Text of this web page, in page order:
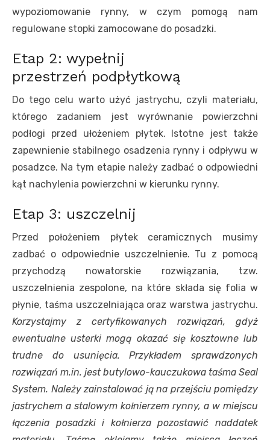
wypoziomowanie rynny, w czym pomogą nam
regulowane stopki zamocowane do posadzki.
Etap 2: wypełnij
przestrzeń podpłytkową
Do tego celu warto użyć jastrychu, czyli materiału,
którego zadaniem jest wyrównanie powierzchni
podłogi przed ułożeniem płytek. Istotne jest także
zapewnienie stabilnego osadzenia rynny i odpływu w
posadzce. Na tym etapie należy zadbać o odpowiedni
kąt nachylenia powierzchni w kierunku rynny.
Etap 3: uszczelnij
Przed położeniem płytek ceramicznych musimy
zadbać o odpowiednie uszczelnienie. Tu z pomocą
przychodzą nowatorskie rozwiązania, tzw.
uszczelnienia zespolone, na które składa się folia w
płynie, taśma uszczelniająca oraz warstwa jastrychu.
Korzystajmy z certyfikowanych rozwiązań, gdyż
ewentualne usterki mogą okazać się kosztowne lub
trudne do usunięcia. Przykładem sprawdzonych
rozwiązań m.in. jest butylowo-kauczukowa taśma Seal
System. Należy zainstalować ją na przejściu pomiędzy
jastrychem a stalowym kołnierzem rynny, a w miejscu
łączenia posadzki i kołnierza pozostawić naddatek